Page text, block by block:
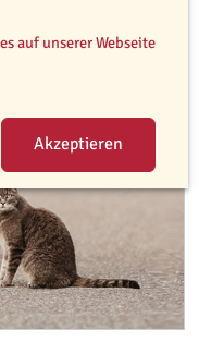
auf unserer Webseite